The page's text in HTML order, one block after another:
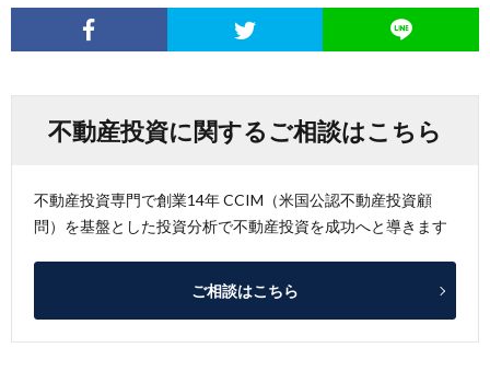
不動産投資に関するご相談はこちら
不動産投資専門で創業14年 CCIM（米国公認不動産投資顧
問）を基盤とした投資分析で不動産投資を成功へと導きます
ご相談はこちら